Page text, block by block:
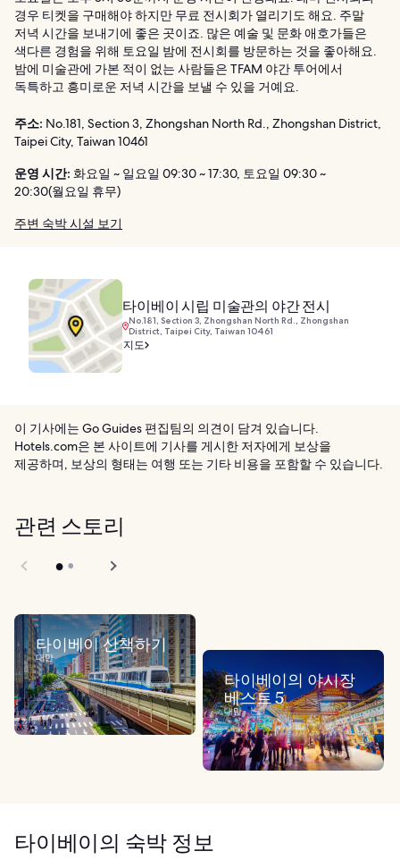
경우 티켓을 구매해야 하지만 무료 전시회가 열리기도 해요. 주말
저녁 시간을 보내기에 좋은 곳이죠. 많은 예술 및 문화 애호가들은
색다른 경험을 위해 토요일 밤에 전시회를 방문하는 것을 좋아해요.
밤에 미술관에 가본 적이 없는 사람들은 TFAM 야간 투어에서
독특하고 흥미로운 저녁 시간을 보낼 수 있을 거예요.
주소: No.181, Section 3, Zhongshan North Rd., Zhongshan District,
Taipei City, Taiwan 10461
운영 시간: 화요일 ~ 일요일 09:30 ~ 17:30, 토요일 09:30 ~
20:30(월요일 휴무)
주변 숙박 시설 보기
타이베이 시립 미술관의 야간 전시
No.181, Section 3, Zhongshan North Rd., Zhongshan
District, Taipei City, Taiwan 10461
지도
이 기사에는 Go Guides 편집팀의 의견이 담겨 있습니다.
Hotels.com은 본 사이트에 기사를 게시한 저자에게 보상을
제공하며, 보상의 형태는 여행 또는 기타 비용을 포함할 수 있습니다.
관련 스토리
타이베이 산책하기
대만
타이베이의 야시장
베스트 5
대만
타이베이의 숙박 정보